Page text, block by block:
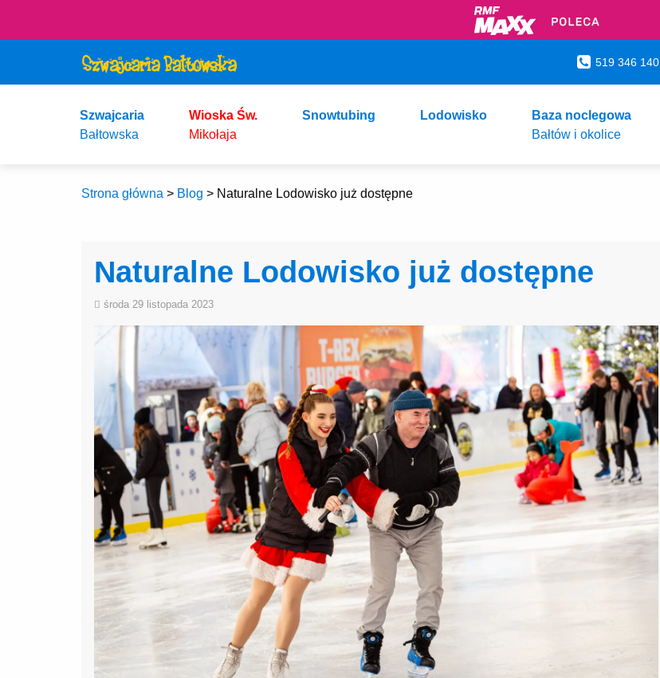
519 346 140
Szwajcaria
Bałtowska
Wioska Św.
Mikołaja
Snowtubing Lodowisko
Baza noclegowa
Bałtów i okolice
Strona główna > Blog > Naturalne Lodowisko już dostępne
Naturalne Lodowisko już dostępne
środa 29 listopada 2023